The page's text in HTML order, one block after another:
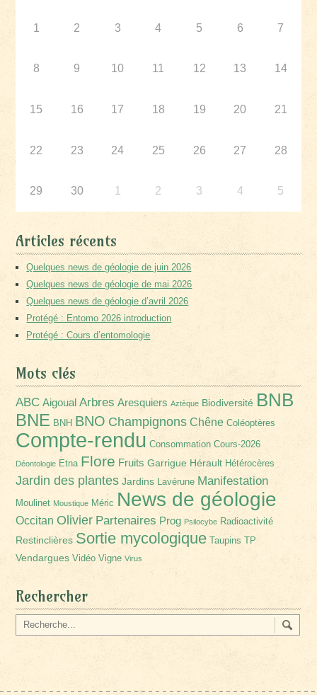
1 2 3 4 5 6 7
8 9 10 11 12 13 14
15 16 17 18 19 20 21
22 23 24 25 26 27 28
29 30 1 2 3 4 5
Articles récents
Quelques news de géologie de juin 2026
Quelques news de géologie de mai 2026
Quelques news de géologie d’avril 2026
Protégé : Entomo 2026 introduction
Protégé : Cours d’entomologie
Mots clés
ABC Aigoual Arbres Aresquiers Aztèque Biodiversité BNB
BNE BNH BNO Champignons Chêne Coléoptères
Compte-rendu Consommation Cours-2026
Déontologie Etna Flore Fruits Garrigue Hérault Hétérocères
Jardin des plantes Jardins Lavérune Manifestation
Moulinet Moustique Méric News de géologie
Occitan Olivier Partenaires Prog Psilocybe Radioactivité
Restinclières Sortie mycologique Taupins TP
Vendargues Vidéo Vigne Virus
Rechercher